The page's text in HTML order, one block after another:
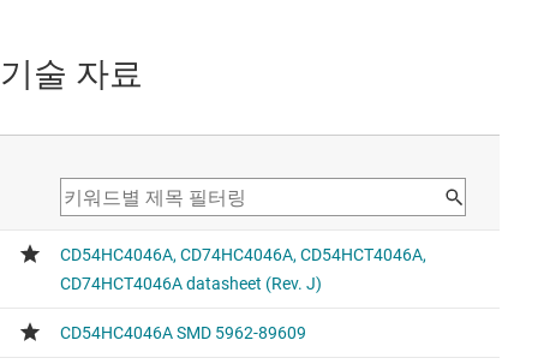
기술 자료